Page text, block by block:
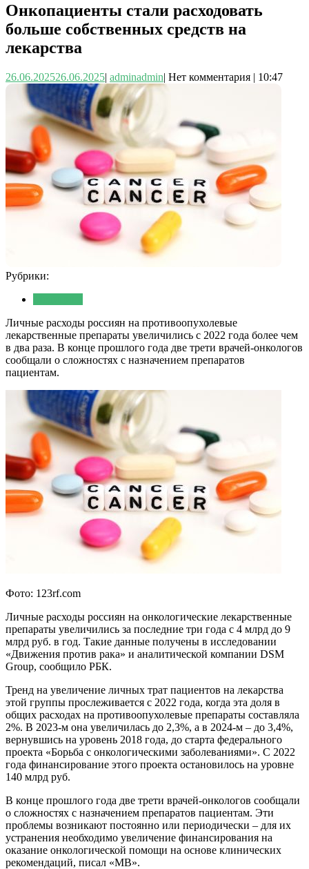
Онкопациенты стали расходовать
больше собственных средств на
лекарства
26.06.202526.06.2025| adminadmin| Нет комментария | 10:47
Рубрики:
Личные расходы россиян на противоопухолевые
лекарственные препараты увеличились с 2022 года более чем
в два раза. В конце прошлого года две трети врачей-онкологов
сообщали о сложностях с назначением препаратов
пациентам.
Фото: 123rf.com
Личные расходы россиян на онкологические лекарственные
препараты увеличились за последние три года с 4 млрд до 9
млрд руб. в год. Такие данные получены в исследовании
«Движения против рака» и аналитической компании DSM
Group, сообщило РБК.
Тренд на увеличение личных трат пациентов на лекарства
этой группы прослеживается с 2022 года, когда эта доля в
общих расходах на противоопухолевые препараты составляла
2%. В 2023-м она увеличилась до 2,3%, а в 2024-м – до 3,4%,
вернувшись на уровень 2018 года, до старта федерального
проекта «Борьба с онкологическими заболеваниями». С 2022
года финансирование этого проекта остановилось на уровне
140 млрд руб.
В конце прошлого года две трети врачей-онкологов сообщали
о сложностях с назначением препаратов пациентам. Эти
проблемы возникают постоянно или периодически – для их
устранения необходимо увеличение финансирования на
оказание онкологической помощи на основе клинических
рекомендаций, писал «МВ».